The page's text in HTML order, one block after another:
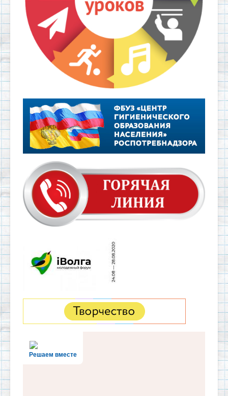
Решаем вместе